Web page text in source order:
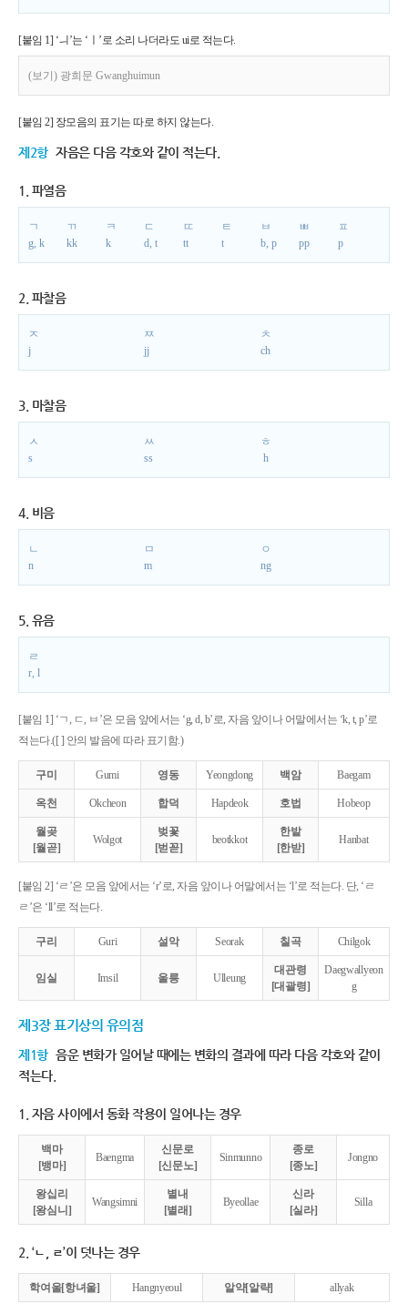
[붙임 1] ‘ㅢ’는 ‘ㅣ’로 소리 나더라도 ui로 적는다.
(보기) 광희문 Gwanghuimun
[붙임 2] 장모음의 표기는 따로 하지 않는다.
제2항 자음은 다음 각호와 같이 적는다.
1. 파열음
ㄱ
g, k
ㄲ
kk
ㅋ
k
ㄷ
d, t
ㄸ
tt
ㅌ
t
ㅂ
b, p
ㅃ
pp
ㅍ
p
2. 파찰음
ㅈ
j
ㅉ
jj
ㅊ
ch
3. 마찰음
ㅅ
s
ㅆ
ss
ㅎ
h
4. 비음
ㄴ
n
ㅁ
m
ㅇ
ng
5. 유음
ㄹ
r, l
[붙임 1] ‘ㄱ, ㄷ, ㅂ’은 모음 앞에서는 ‘g, d, b’로, 자음 앞이나 어말에서는 ‘k, t, p’로
적는다.([ ] 안의 발음에 따라 표기함.)
구미 Gumi 영동 Yeongdong 백암 Baegam
옥천 Okcheon 합덕 Hapdeok 호법 Hobeop
월곶
[월곧]
Wolgot
벚꽃
[벋꼳]
beotkkot
한밭
[한받]
Hanbat
[붙임 2] ‘ㄹ’은 모음 앞에서는 ‘r’로, 자음 앞이나 어말에서는 ‘l’로 적는다. 단, ‘ㄹ
ㄹ’은 ‘ll’로 적는다.
구리 Guri 설악 Seorak 칠곡 Chilgok
임실 Imsil 울릉 Ulleung
대관령
[대괄령]
Daegwallyeon
g
제3장 표기상의 유의점
제1항 음운 변화가 일어날 때에는 변화의 결과에 따라 다음 각호와 같이
적는다.
1. 자음 사이에서 동화 작용이 일어나는 경우
백마
[뱅마]
Baengma
신문로
[신문노]
Sinmunno
종로
[종노]
Jongno
왕십리
[왕심니]
Wangsimni
별내
[별래]
Byeollae
신라
[실라]
Silla
2. ‘ㄴ, ㄹ’이 덧나는 경우
학여울[항녀울] Hangnyeoul 알약[알략] allyak